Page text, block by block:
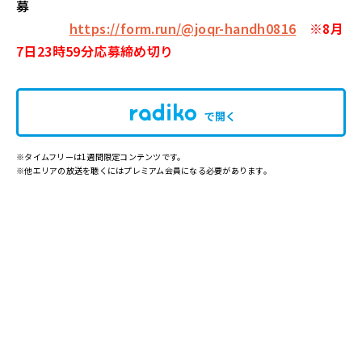
募
https://form.run/@joqr-handh0816
※8月
7日23時59分応募締め切り
で開く
※タイムフリーは1週間限定コンテンツです。
※他エリアの放送を聴くにはプレミアム会員になる必要があります。